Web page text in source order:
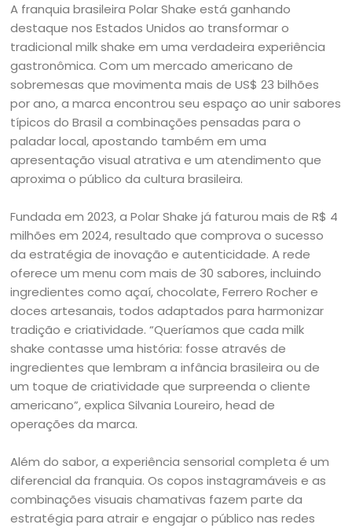
A franquia brasileira Polar Shake está ganhando
destaque nos Estados Unidos ao transformar o
tradicional milk shake em uma verdadeira experiência
gastronômica. Com um mercado americano de
sobremesas que movimenta mais de US$ 23 bilhões
por ano, a marca encontrou seu espaço ao unir sabores
típicos do Brasil a combinações pensadas para o
paladar local, apostando também em uma
apresentação visual atrativa e um atendimento que
aproxima o público da cultura brasileira.
Fundada em 2023, a Polar Shake já faturou mais de R$ 4
milhões em 2024, resultado que comprova o sucesso
da estratégia de inovação e autenticidade. A rede
oferece um menu com mais de 30 sabores, incluindo
ingredientes como açaí, chocolate, Ferrero Rocher e
doces artesanais, todos adaptados para harmonizar
tradição e criatividade. “Queríamos que cada milk
shake contasse uma história: fosse através de
ingredientes que lembram a infância brasileira ou de
um toque de criatividade que surpreenda o cliente
americano”, explica Silvania Loureiro, head de
operações da marca.
Além do sabor, a experiência sensorial completa é um
diferencial da franquia. Os copos instagramáveis e as
combinações visuais chamativas fazem parte da
estratégia para atrair e engajar o público nas redes